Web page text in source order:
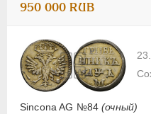
950 000 RUB
Sincona AG №84(очный)